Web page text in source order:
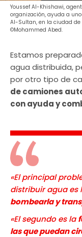
Youssef Al-Khishawi,
organización, ayuda a
Al-Sultan, en la ciudad de
©Mohammed Abed.
Estamos
agua distribuida,
por otro tipo de
de camiones
con ayuda y
«El principal
distribuir agua es
bombearla y
«El segundo es la
las que puedan